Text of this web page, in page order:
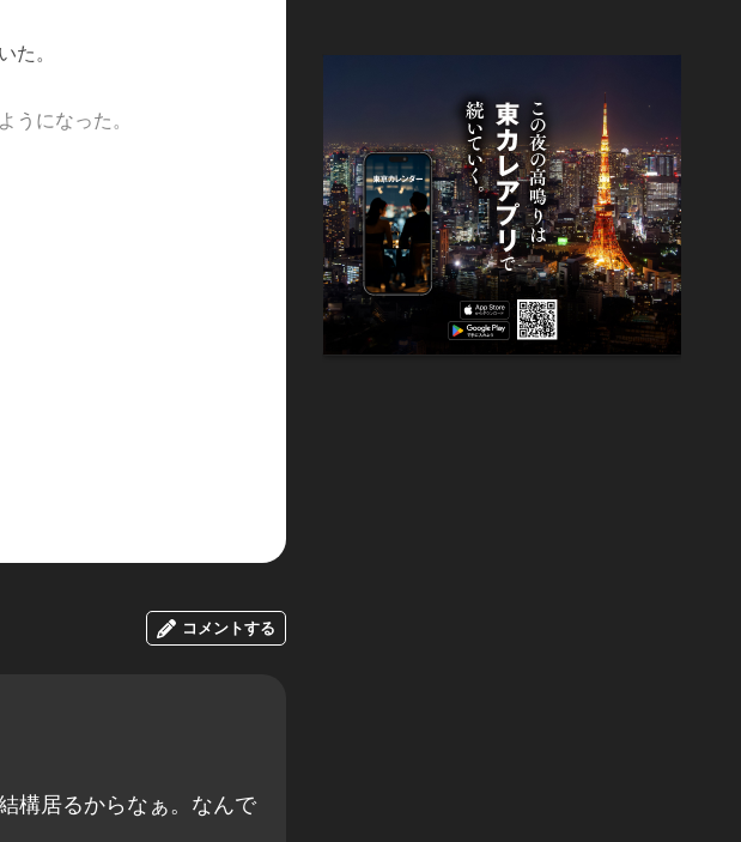
。
になった。
コメントする
構居るからなぁ。なんで